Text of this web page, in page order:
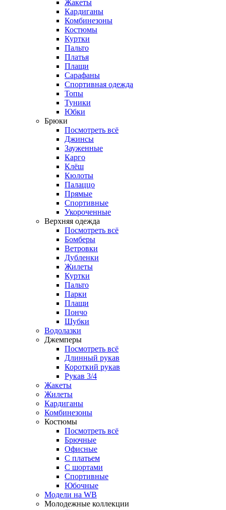
Жакеты
Кардиганы
Комбинезоны
Костюмы
Куртки
Пальто
Платья
Плащи
Сарафаны
Спортивная одежда
Топы
Туники
Юбки
Брюки
Посмотреть всё
Джинсы
Зауженные
Карго
Клёш
Кюлоты
Палаццо
Прямые
Спортивные
Укороченные
Верхняя одежда
Посмотреть всё
Бомберы
Ветровки
Дубленки
Жилеты
Куртки
Пальто
Парки
Плащи
Пончо
Шубки
Водолазки
Джемперы
Посмотреть всё
Длинный рукав
Короткий рукав
Рукав 3/4
Жакеты
Жилеты
Кардиганы
Комбинезоны
Костюмы
Посмотреть всё
Брючные
Офисные
С платьем
С шортами
Спортивные
Юбочные
Модели на WB
Молодежные коллекции